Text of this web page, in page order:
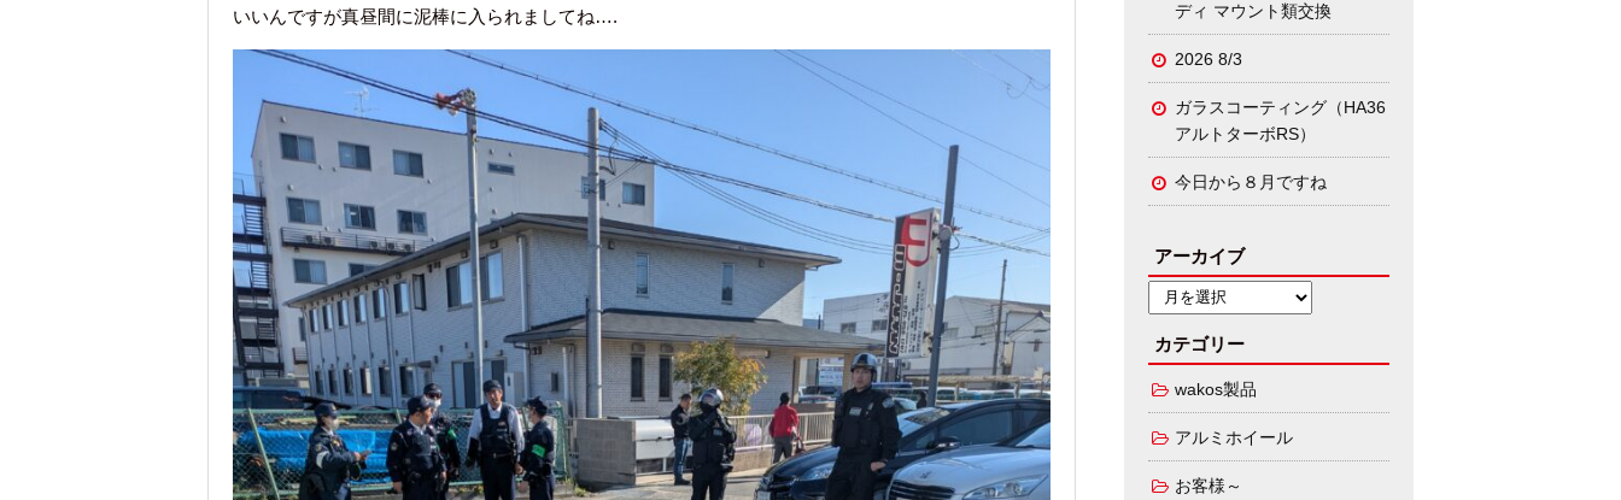
いいんですが真昼間に泥棒に入られましてね….
ディ マウント類交換
2026 8/3
ガラスコーティング（HA36
アルトターボRS）
今日から８月ですね
アーカイブ
カテゴリー
wakos製品
アルミホイール
お客様～